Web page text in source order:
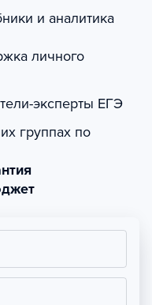
и аналитика
личного
эксперты ЕГЭ
группах по